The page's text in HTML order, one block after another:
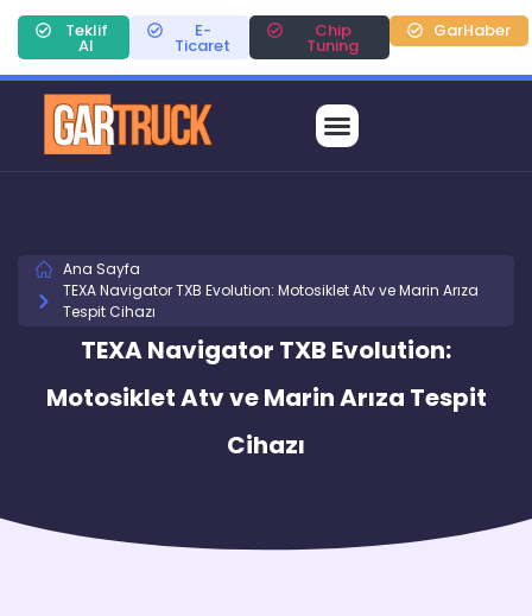
Teklif
Al
E-
Ticaret
Chip
Tuning
GarHaber
Ana Sayfa
TEXA Navigator TXB Evolution: Motosiklet Atv ve Marin Arıza
Tespit Cihazı
TEXA Navigator TXB Evolution:
Motosiklet Atv ve Marin Arıza Tespit
Cihazı